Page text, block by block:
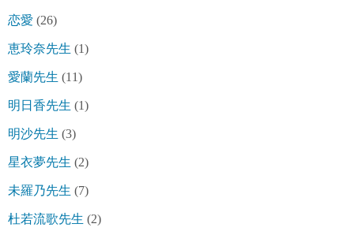
恋愛 (26)
恵玲奈先生 (1)
愛蘭先生 (11)
明日香先生 (1)
明沙先生 (3)
星衣夢先生 (2)
未羅乃先生 (7)
杜若流歌先生 (2)